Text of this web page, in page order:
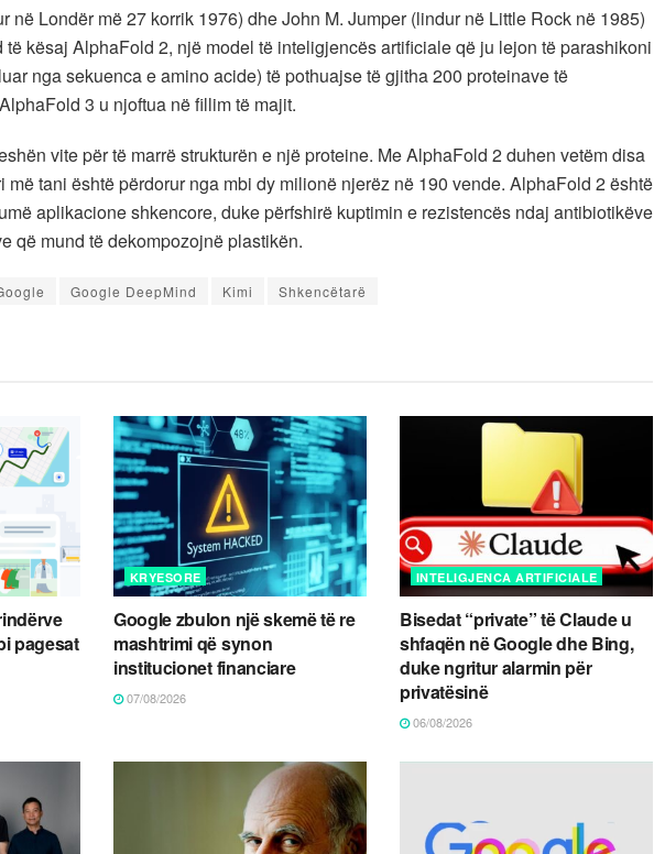
në Londër më 27 korrik 1976) dhe John M. Jumper (lindur në Little Rock në 1985)
të kësaj AlphaFold 2, një model të inteligjencës artificiale që ju lejon të parashikoni
nga sekuenca e amino acide) të pothuajse të gjitha 200 proteinave të
3 u njoftua në fillim të majit.
vite për të marrë strukturën e një proteine. Me AlphaFold 2 duhen vetëm disa
më tani është përdorur nga mbi dy milionë njerëz në 190 vende. AlphaFold 2 është
aplikacione shkencore, duke përfshirë kuptimin e rezistencës ndaj antibiotikëve
që mund të dekompozojnë plastikën.
Google DeepMind Kimi Shkencëtarë
pagesat
KRYESORE
Google zbulon një skemë të re
mashtrimi që synon
institucionet financiare
07/08/2026
INTELIGJENCA ARTIFICIALE
Bisedat “private” të Claude u
shfaqën në Google dhe Bing,
duke ngritur alarmin për
privatësinë
06/08/2026